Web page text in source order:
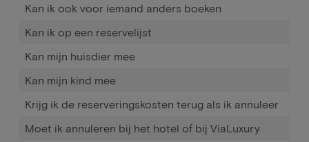
Kan ik ook voor iemand anders boeken
Kan ik op een reservelijst
Kan mijn huisdier mee
Kan mijn kind mee
Krijg ik de reserveringskosten terug als ik annuleer
Moet ik annuleren bij het hotel of bij ViaLuxury